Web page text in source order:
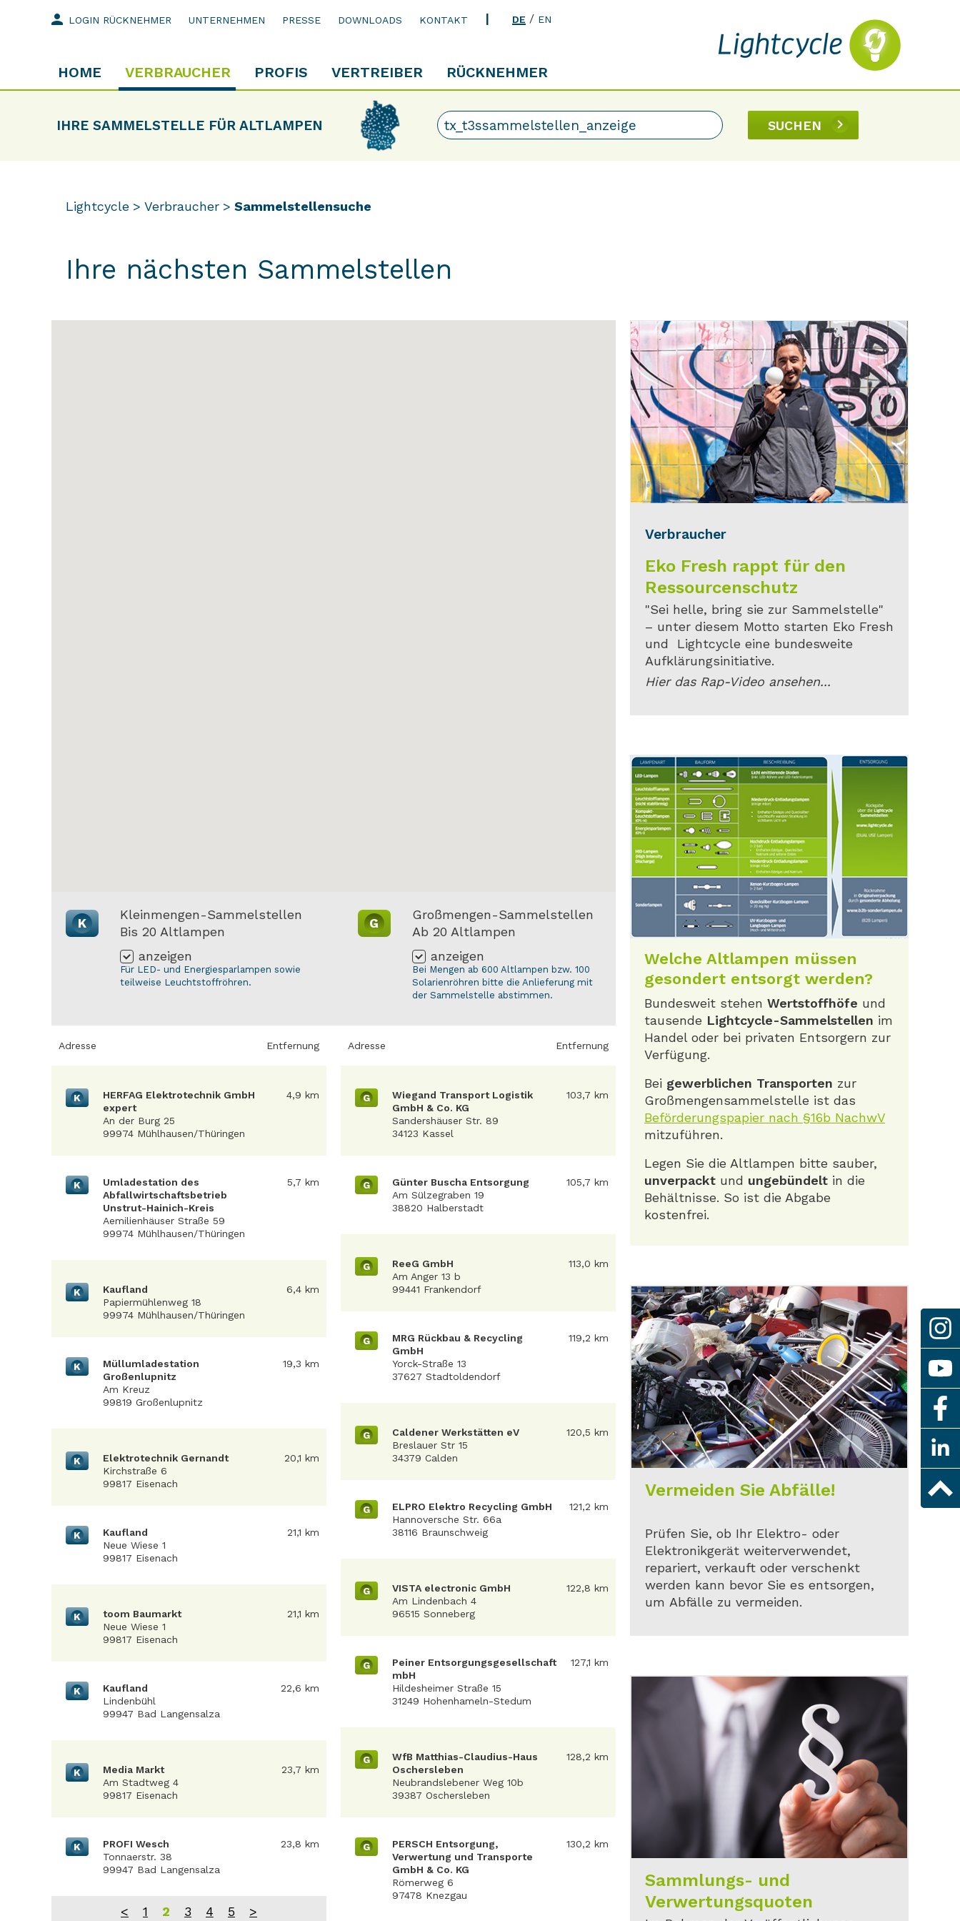
HOME VERBRAUCHER PROFIS VERTREIBER RÜCKNEHMER
person LOGIN RÜCKNEHMER UNTERNEHMEN PRESSE DOWNLOADS KONTAKT DE / EN
IHRE SAMMELSTELLE FÜR ALTLAMPEN SUCHEN
Lightcycle Verbraucher Sammelstellensuche
Ihre nächsten Sammelstellen
K
Kleinmengen-Sammelstellen
Bis 20 Altlampen
anzeigen
Für LED- und Energiesparlampen sowie
teilweise Leuchtstoffröhren.
G
Großmengen-Sammelstellen
Ab 20 Altlampen
anzeigen
Bei Mengen ab 600 Altlampen bzw. 100
Solarienröhren bitte die Anlieferung mit
der Sammelstelle abstimmen.
Adresse Entfernung
K
HERFAG Elektrotechnik GmbH
expert
An der Burg 25
99974 Mühlhausen/Thüringen
4,9 km
K
Umladestation des
Abfallwirtschaftsbetrieb
Unstrut-Hainich-Kreis
Aemilienhäuser Straße 59
99974 Mühlhausen/Thüringen
5,7 km
K
Kaufland
Papiermühlenweg 18
99974 Mühlhausen/Thüringen
6,4 km
K
Müllumladestation
Großenlupnitz
Am Kreuz
99819 Großenlupnitz
19,3 km
K
Elektrotechnik Gernandt
Kirchstraße 6
99817 Eisenach
20,1 km
K
Kaufland
Neue Wiese 1
99817 Eisenach
21,1 km
K
toom Baumarkt
Neue Wiese 1
99817 Eisenach
21,1 km
K
Kaufland
Lindenbühl
99947 Bad Langensalza
22,6 km
K
Media Markt
Am Stadtweg 4
99817 Eisenach
23,7 km
K
PROFI Wesch
Tonnaerstr. 38
99947 Bad Langensalza
23,8 km
< 1 2 3 4 5 >
Adresse Entfernung
G
Wiegand Transport Logistik
GmbH & Co. KG
Sandershäuser Str. 89
34123 Kassel
103,7 km
G
Günter Buscha Entsorgung
Am Sülzegraben 19
38820 Halberstadt
105,7 km
G
ReeG GmbH
Am Anger 13 b
99441 Frankendorf
113,0 km
G
MRG Rückbau & Recycling
GmbH
Yorck-Straße 13
37627 Stadtoldendorf
119,2 km
G
Caldener Werkstätten eV
Breslauer Str 15
34379 Calden
120,5 km
G
ELPRO Elektro Recycling GmbH
Hannoversche Str. 66a
38116 Braunschweig
121,2 km
G
VISTA electronic GmbH
Am Lindenbach 4
96515 Sonneberg
122,8 km
G
Peiner Entsorgungsgesellschaft
mbH
Hildesheimer Straße 15
31249 Hohenhameln-Stedum
127,1 km
G
WfB Matthias-Claudius-Haus
Oschersleben
Neubrandslebener Weg 10b
39387 Oschersleben
128,2 km
G
PERSCH Entsorgung,
Verwertung und Transporte
GmbH & Co. KG
Römerweg 6
97478 Knezgau
130,2 km
Verbraucher
Eko Fresh rappt für den
Ressourcenschutz
"Sei helle, bring sie zur Sammelstelle"
– unter diesem Motto starten Eko Fresh
und Lightcycle eine bundesweite
Aufklärungsinitiative.
Hier das Rap-Video ansehen...
Welche Altlampen müssen
gesondert entsorgt werden?
Bundesweit stehen Wertstoffhöfe und
tausende Lightcycle-Sammelstellen im
Handel oder bei privaten Entsorgern zur
Verfügung.
Bei gewerblichen Transporten zur
Großmengensammelstelle ist das
Beförderungspapier nach §16b NachwV
mitzuführen.
Legen Sie die Altlampen bitte sauber,
unverpackt und ungebündelt in die
Behältnisse. So ist die Abgabe
kostenfrei.
Vermeiden Sie Abfälle!
Prüfen Sie, ob Ihr Elektro- oder
Elektronikgerät weiterverwendet,
repariert, verkauft oder verschenkt
werden kann bevor Sie es entsorgen,
um Abfälle zu vermeiden.
Sammlungs- und
Verwertungsquoten